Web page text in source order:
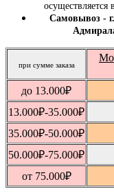
Самовывоз -
при сумме заказа
до 13.000₽
13.000₽-35.000₽
35.000₽-50.000₽
50.000₽-75.000₽
от 75.000₽